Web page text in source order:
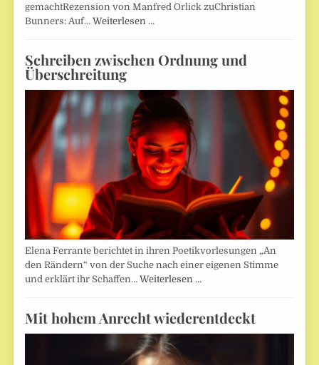
gemachtRezension von Manfred Orlick zuChristian
Bunners: Auf…Weiterlesen …
Schreiben zwischen Ordnung und
Überschreitung
Elena Ferrante berichtet in ihren Poetikvorlesungen „An
den Rändern“ von der Suche nach einer eigenen Stimme
und erklärt ihr Schaffen…Weiterlesen …
Mit hohem Anrecht wiederentdeckt